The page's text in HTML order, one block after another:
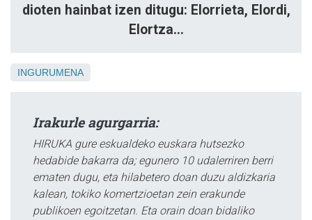
dioten hainbat izen ditugu: Elorrieta, Elordi,
Elortza...
INGURUMENA
Irakurle agurgarria:
HIRUKA gure eskualdeko euskara hutsezko
hedabide bakarra da; egunero 10 udalerriren berri
ematen dugu, eta hilabetero doan duzu aldizkaria
kalean, tokiko komertzioetan zein erakunde
publikoen egoitzetan. Eta orain doan bidaliko